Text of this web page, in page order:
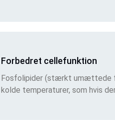
Forbedret cellefunktion
Fosfolipider (stærkt umættede
kolde temperaturer, som hvis